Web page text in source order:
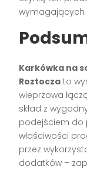
wymagających
Karkówka na
Roztocza to
wieprzowa
skład z
podejściem do
właściwości
przez
dodatków –